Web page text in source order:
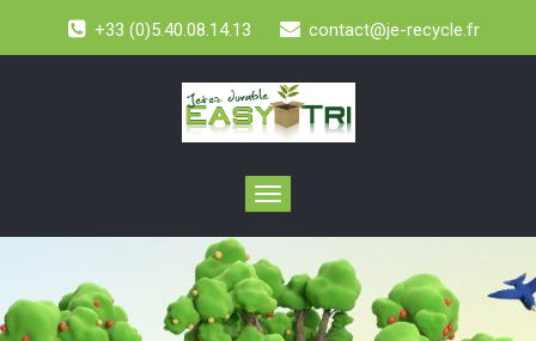
+33 (0)5.40.08.14.13 contact@je-recycle.fr
Toggle
navigation